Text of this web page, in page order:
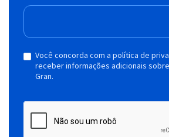
Você concorda com a política de
receber informações adicionais
Gran.